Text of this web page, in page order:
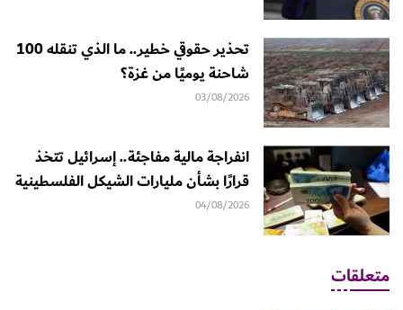
تحذير حقوقي خطير.. ما الذي تنقله 100
شاحنة يوميًا من غزة؟
03/08/2026
انفراجة مالية مفاجئة.. إسرائيل تتخذ
قرارًا بشأن مليارات الشيكل الفلسطينية
04/08/2026
متعلقات